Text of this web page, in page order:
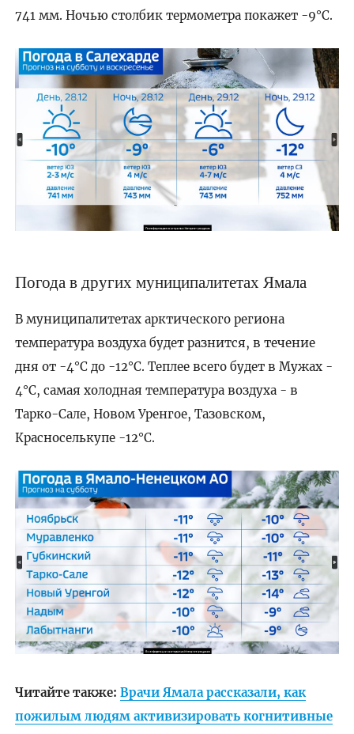
741 мм. Ночью столбик термометра покажет -9°C.
Погода в других муниципалитетах Ямала
В муниципалитетах арктического региона
температура воздуха будет разнится, в течение
дня от -4°C до -12°C. Теплее всего будет в Мужах -
4°C, самая холодная температура воздуха - в
Тарко-Сале, Новом Уренгое, Тазовском,
Красноселькупе -12°C.
Читайте также: Врачи Ямала рассказали, как
пожилым людям активизировать когнитивные